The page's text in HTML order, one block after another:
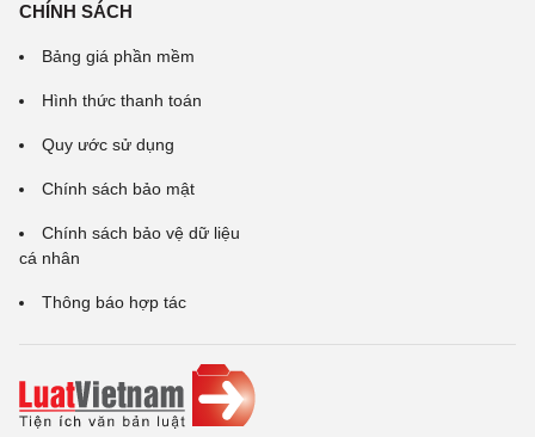
CHÍNH SÁCH
Bảng giá phần mềm
Hình thức thanh toán
Quy ước sử dụng
Chính sách bảo mật
Chính sách bảo vệ dữ liệu
cá nhân
Thông báo hợp tác